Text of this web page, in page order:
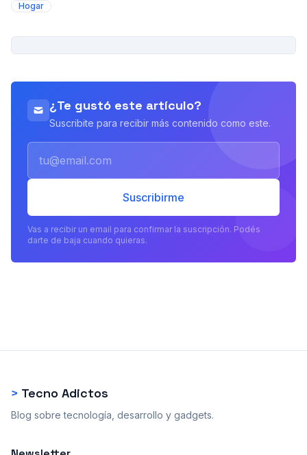
Hogar
¿Te gustó este artículo?
Suscribite para recibir más contenido como este.
Suscribirme
Vas a recibir un email para confirmar la suscripción. Podés
darte de baja cuando quieras.
> Tecno Adictos
Blog sobre tecnología, desarrollo y gadgets.